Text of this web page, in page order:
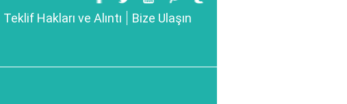
Teklif Hakları ve Alıntı Bize Ulaşın